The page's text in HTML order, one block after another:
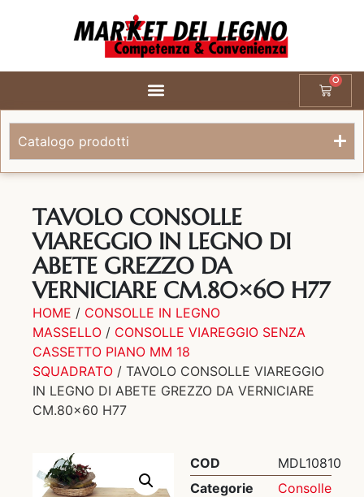
0
Catalogo prodotti
TAVOLO CONSOLLE
VIAREGGIO IN LEGNO DI
ABETE GREZZO DA
VERNICIARE CM.80×60 H77
HOME / CONSOLLE IN LEGNO
MASSELLO / CONSOLLE VIAREGGIO SENZA
CASSETTO PIANO MM 18
SQUADRATO / TAVOLO CONSOLLE VIAREGGIO
IN LEGNO DI ABETE GREZZO DA VERNICIARE
CM.80×60 H77
COD
MDL10810
Categorie
Consolle